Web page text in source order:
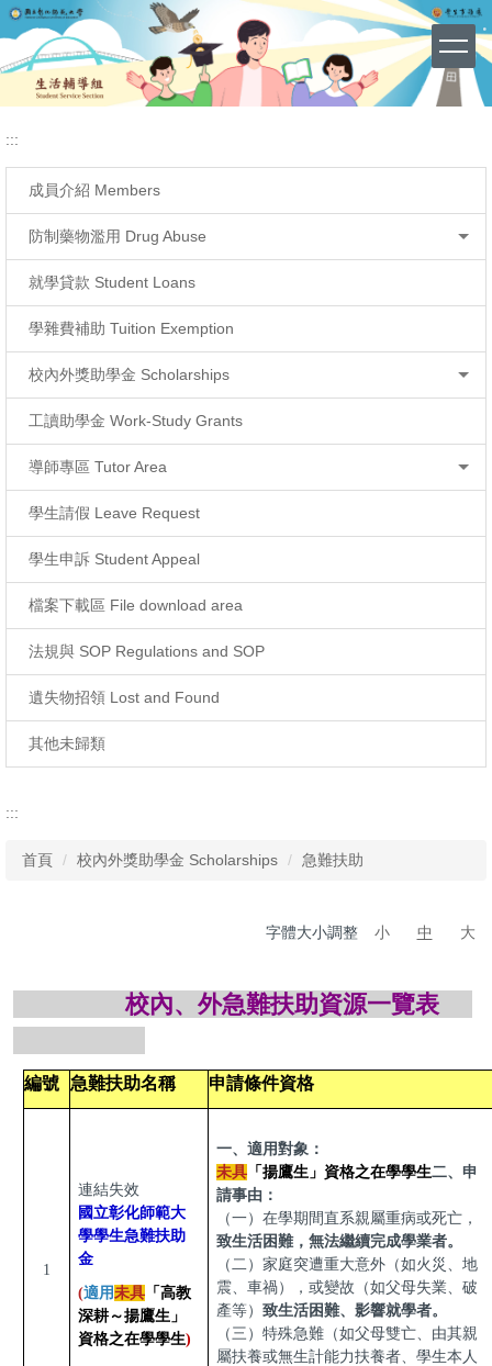
跳
到
主
內
急難扶助
網站導覽 (Site Map)
:::
成員介紹 Members
防制藥物濫用 Drug Abuse
就學貸款 Student Loans
學雜費補助 Tuition Exemption
校內外獎助學金 Scholarships
工讀助學金 Work-Study Grants
導師專區 Tutor Area
學生請假 Leave Request
學生申訴 Student Appeal
檔案下載區 File download area
法規與 SOP Regulations and SOP
遺失物招領 Lost and Found
其他未歸類
:::
首頁 校內外獎助學金 Scholarships 急難扶助
字體大小調整 小 中 大
校內、外急難扶助資源一覽表
編號 急難扶助名稱 申請條件資格
1
連結失效
國立彰化師範大
學學生急難扶助
金
(適用未具 「高教
深耕～揚鷹生」
資格之在學學生)
一、適用對象：
未具 「揚鷹生」資格之在學學生二、申
請事由：
（一）在學期間直系親屬重病或死亡，
致生活困難，無法繼續完成學業者。
（二）家庭突遭重大意外（如火災、地
震、車禍），或變故（如父母失業、破
產等）致生活困難、影響就學者。
（三）特殊急難（如父母雙亡、由其親
屬扶養或無生計能力扶養者、學生本人